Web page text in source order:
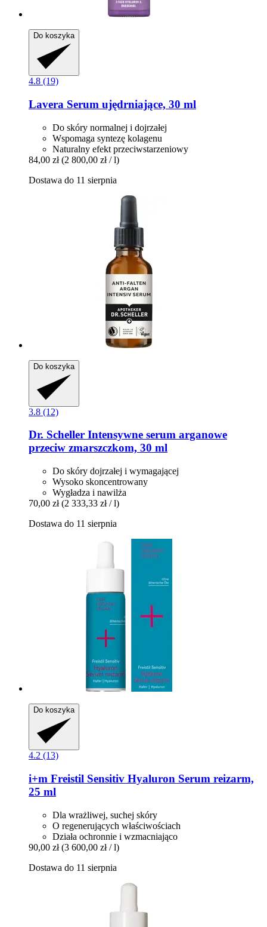
Do koszyka
4.8 (19)
Lavera Serum ujędrniające, 30 ml
Do skóry normalnej i dojrzałej
Wspomaga syntezę kolagenu
Naturalny efekt przeciwstarzeniowy
84,00 zł (2 800,00 zł / l)
Dostawa do 11 sierpnia
Do koszyka
3.8 (12)
Dr. Scheller Intensywne serum arganowe
przeciw zmarszczkom, 30 ml
Do skóry dojrzałej i wymagającej
Wysoko skoncentrowany
Wygładza i nawilża
70,00 zł (2 333,33 zł / l)
Dostawa do 11 sierpnia
Do koszyka
4.2 (13)
i+m Freistil Sensitiv Hyaluron Serum reizarm,
25 ml
Dla wrażliwej, suchej skóry
O regenerujących właściwościach
Działa ochronnie i wzmacniająco
90,00 zł (3 600,00 zł / l)
Dostawa do 11 sierpnia